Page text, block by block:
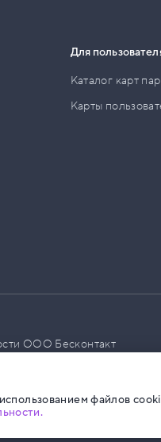
Для
Каталог карт
Карты
ООО Бесконтакт
файлов